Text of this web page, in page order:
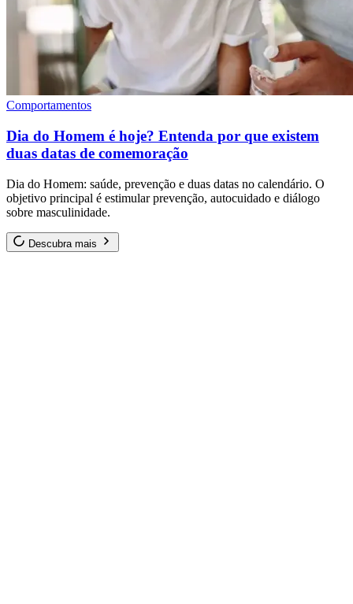
Comportamentos
Dia do Homem é hoje? Entenda por que existem
duas datas de comemoração
Dia do Homem: saúde, prevenção e duas datas no calendário. O
objetivo principal é estimular prevenção, autocuidado e diálogo
sobre masculinidade.
Descubra mais